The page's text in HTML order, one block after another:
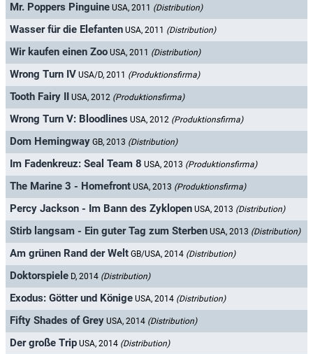
Mr. Poppers Pinguine USA, 2011 (Distribution)
Wasser für die Elefanten USA, 2011 (Distribution)
Wir kaufen einen Zoo USA, 2011 (Distribution)
Wrong Turn IV USA/D, 2011 (Produktionsfirma)
Tooth Fairy II USA, 2012 (Produktionsfirma)
Wrong Turn V: Bloodlines USA, 2012 (Produktionsfirma)
Dom Hemingway GB, 2013 (Distribution)
Im Fadenkreuz: Seal Team 8 USA, 2013 (Produktionsfirma)
The Marine 3 - Homefront USA, 2013 (Produktionsfirma)
Percy Jackson - Im Bann des Zyklopen USA, 2013 (Distribution)
Stirb langsam - Ein guter Tag zum Sterben USA, 2013 (Distribution)
Am grünen Rand der Welt GB/USA, 2014 (Distribution)
Doktorspiele D, 2014 (Distribution)
Exodus: Götter und Könige USA, 2014 (Distribution)
Fifty Shades of Grey USA, 2014 (Distribution)
Der große Trip USA, 2014 (Distribution)